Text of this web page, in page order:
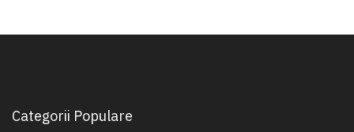
Categorii Populare